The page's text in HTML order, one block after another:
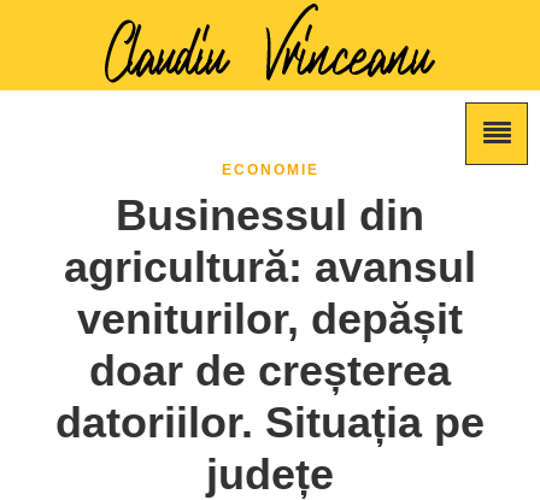
ECONOMIE
Businessul din
agricultură: avansul
veniturilor, depășit
doar de creșterea
datoriilor. Situația pe
județe